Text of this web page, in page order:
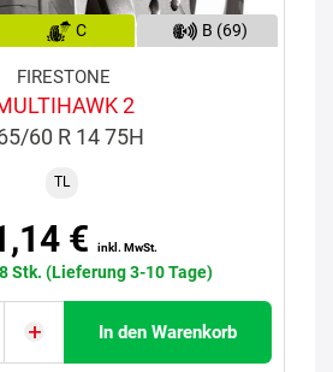
C B (69)
FIRESTONE
2
60 R 14 75H
TL
€ inkl. MwSt.
Stk. (Lieferung 3-10 Tage)
In den Warenkorb